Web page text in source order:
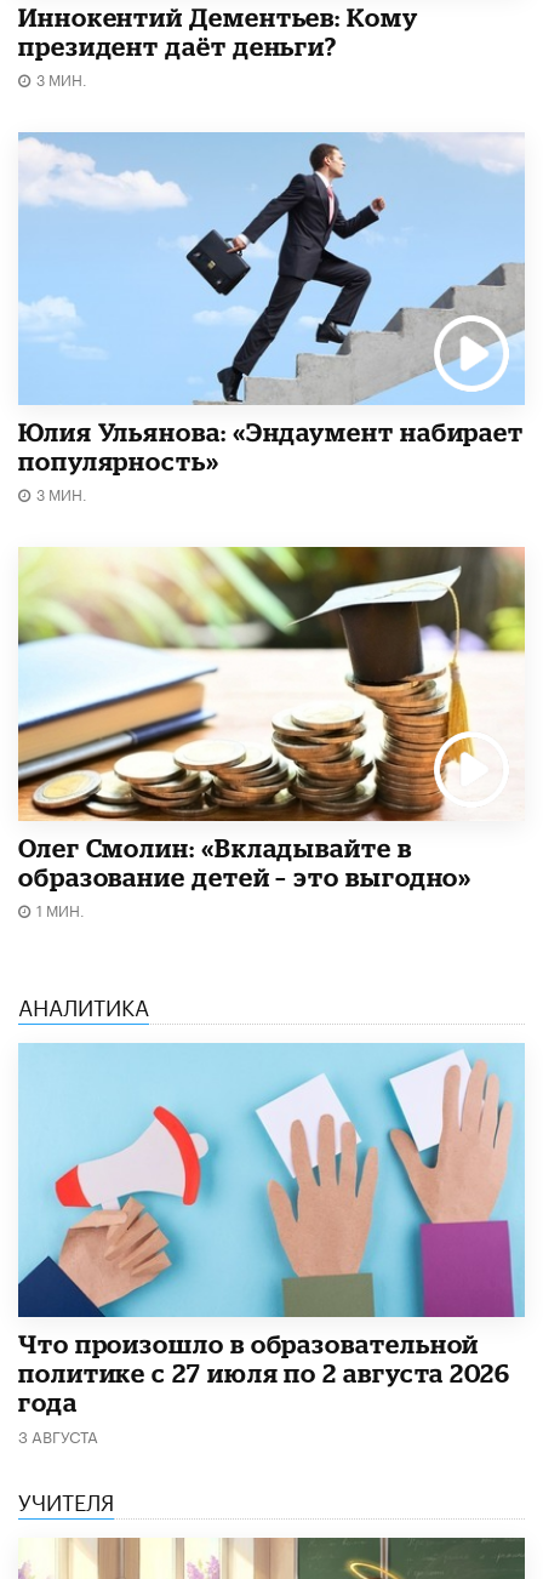
Иннокентий Дементьев: Кому
президент даёт деньги?
3 МИН.
Юлия Ульянова: «Эндаумент набирает
популярность»
3 МИН.
Олег Смолин: «Вкладывайте в
образование детей – это выгодно»
1 МИН.
АНАЛИТИКА
​Что произошло в образовательной
политике с 27 июля по 2 августа 2026
года
3 АВГУСТА
УЧИТЕЛЯ